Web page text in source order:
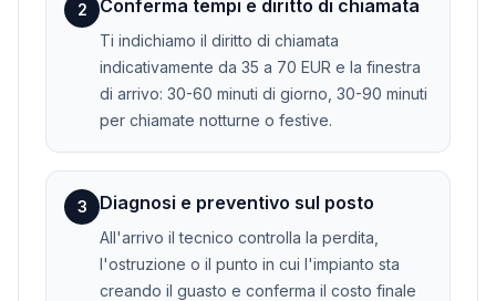
2 Conferma tempi e diritto di chiamata
Ti indichiamo il diritto di chiamata
indicativamente da 35 a 70 EUR e la finestra
di arrivo: 30-60 minuti di giorno, 30-90 minuti
per chiamate notturne o festive.
3 Diagnosi e preventivo sul posto
All'arrivo il tecnico controlla la perdita,
l'ostruzione o il punto in cui l'impianto sta
creando il guasto e conferma il costo finale